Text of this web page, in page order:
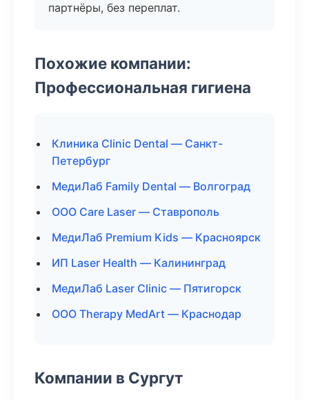
партнёры, без переплат.
Похожие компании:
Профессиональная гигиена
Клиника Clinic Dental — Санкт-
Петербург
МедиЛаб Family Dental — Волгоград
ООО Care Laser — Ставрополь
МедиЛаб Premium Kids — Красноярск
ИП Laser Health — Калининград
МедиЛаб Laser Clinic — Пятигорск
ООО Therapy MedArt — Краснодар
Компании в Сургут